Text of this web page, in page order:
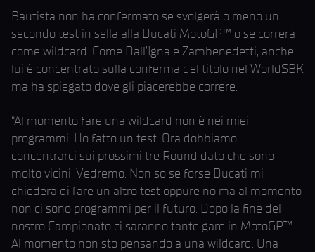
Bautista non ha confermato se svolgerà o meno un
secondo test in sella alla Ducati MotoGP™ o se correrà
come wildcard. Come Dall’Igna e Zambenedetti, anche
lui è concentrato sulla conferma del titolo nel WorldSBK
ma ha spiegato dove gli piacerebbe correre.
“Al momento fare una wildcard non è nei miei
programmi. Ho fatto un test. Ora dobbiamo
concentrarci sui prossimi tre Round dato che sono
molto vicini. Vedremo. Non so se forse Ducati mi
chiederà di fare un altro test oppure no ma al momento
non ci sono programmi per il futuro. Dopo la fine del
nostro Campionato ci saranno tante gare in MotoGP™.
Al momento non sto pensando a una wildcard. Una